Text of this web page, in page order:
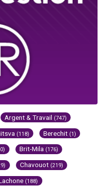
Argent & Travail (747)
(118) Berechit (1)
Brit-Mila (176)
Chavouot (219)
(188)